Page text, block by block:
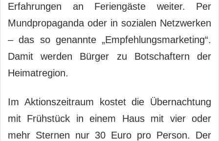
Erfahrungen an Feriengäste weiter. Per
Mundpropaganda oder in sozialen Netzwerken
– das so genannte „Empfehlungsmarketing“.
Damit werden Bürger zu Botschaftern der
Heimatregion.
Im Aktionszeitraum kostet die Übernachtung
mit Frühstück in einem Haus mit vier oder
mehr Sternen nur 30 Euro pro Person. Der